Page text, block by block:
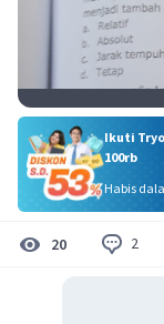
Ikuti
100rb
Habis
20 2